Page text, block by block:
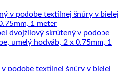
podobe textilnej šnúry v bielej